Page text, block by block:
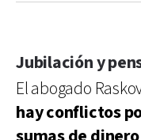
Jubilación y
El abogado
hay conflictos